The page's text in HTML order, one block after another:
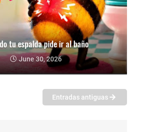
tu espalda pide ir al baño
June 30, 2026
Entradas antiguas